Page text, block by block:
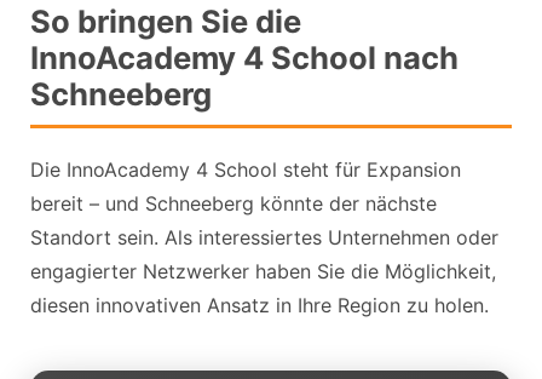
So bringen Sie die
InnoAcademy 4 School nach
Schneeberg
Die InnoAcademy 4 School steht für Expansion
bereit – und Schneeberg könnte der nächste
Standort sein. Als interessiertes Unternehmen oder
engagierter Netzwerker haben Sie die Möglichkeit,
diesen innovativen Ansatz in Ihre Region zu holen.